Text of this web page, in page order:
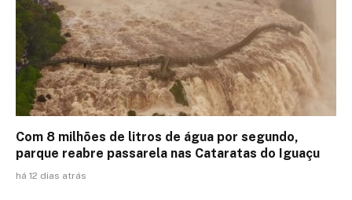
Com 8 milhões de litros de água por segundo,
parque reabre passarela nas Cataratas do Iguaçu
há 12 dias atrás